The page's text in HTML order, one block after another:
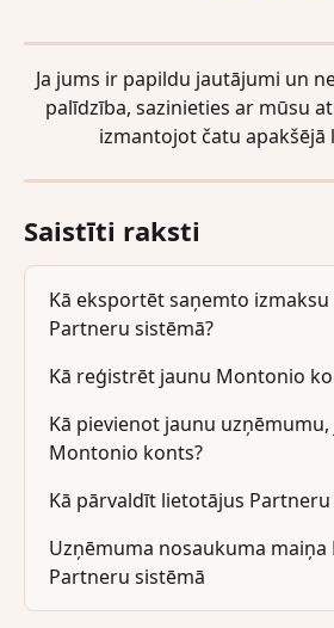
Ja jums ir papildu jautājumi un
palīdzība, sazinieties ar mūsu
izmantojot čatu apakšējā
Saistīti raksti
Kā eksportēt saņemto
Partneru sistēmā?
Kā reģistrēt jaunu Montonio
Kā pievienot jaunu
Montonio konts?
Kā pārvaldīt lietotājus Partneru
Uzņēmuma nosaukuma
Partneru sistēmā